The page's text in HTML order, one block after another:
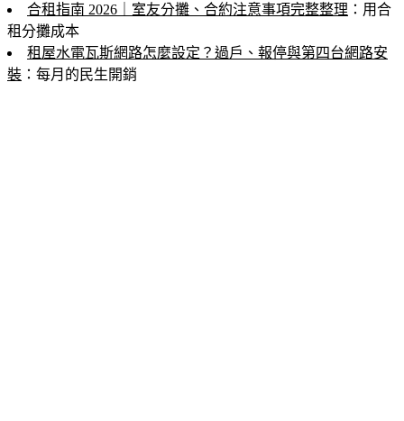
合租指南 2026｜室友分攤、合約注意事項完整整理 ：用合
租分攤成本
租屋水電瓦斯網路怎麼設定？過戶、報停與第四台網路安
裝 ：每月的民生開銷